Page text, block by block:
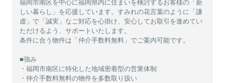
福岡市南区を中心に福岡県内に住まいを検討するお客様の「新
しい暮らし」を応援しています。すみれの花言葉のように「謙
虚」で「誠実」なご対応を心掛け、安心してお取引を進めてい
ただけるよう、サポートいたします。
条件に合う物件は「仲介手数料無料」でご案内可能です。
■強み
・福岡市南区に特化した地域密着型の営業体制
・仲介手数料無料の物件を多数取り扱い